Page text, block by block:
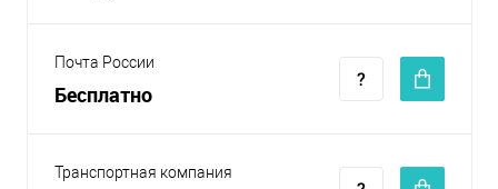
Почта России
Бесплатно
Транспортная компания